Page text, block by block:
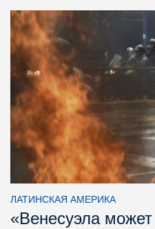
ЛАТИНСКАЯ АМЕРИКА
«Венесуэла может